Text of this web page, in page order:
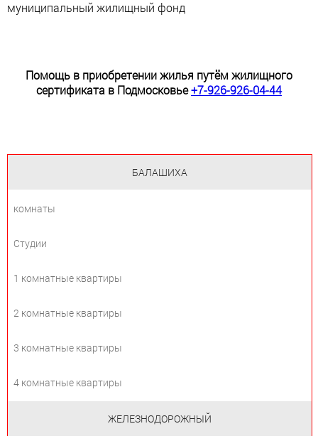
муниципальный жилищный фонд
Помощь в приобретении жилья путём жилищного
сертификата в Подмосковье+7-926-926-04-44
БАЛАШИХА
комнаты
Студии
1 комнатные квартиры
2 комнатные квартиры
3 комнатные квартиры
4 комнатные квартиры
ЖЕЛЕЗНОДОРОЖНЫЙ